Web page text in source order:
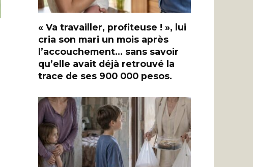
« Va travailler, profiteuse ! », lui
cria son mari un mois après
l’accouchement… sans savoir
qu’elle avait déjà retrouvé la
trace de ses 900 000 pesos.